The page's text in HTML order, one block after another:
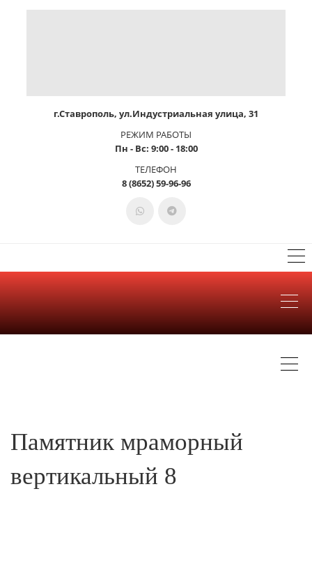
г.Ставрополь, ул.Индустриальная улица, 31
РЕЖИМ РАБОТЫ
Пн - Вс: 9:00 - 18:00
ТЕЛЕФОН
8 (8652) 59-96-96
Памятник мраморный
вертикальный 8